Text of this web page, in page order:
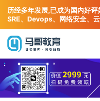
历经多年发展,已成为国内好评
SRE、Devops、网络安全、
业人才培训机构!